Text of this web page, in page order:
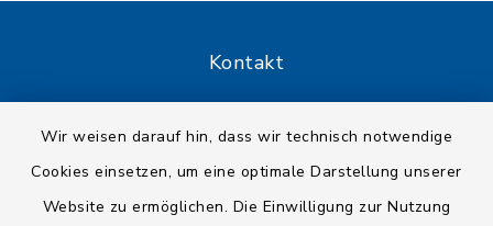
Wir weisen darauf hin, dass wir technisch notwendige
Cookies einsetzen, um eine optimale Darstellung unserer
Website zu ermöglichen. Die Einwilligung zur Nutzung
Kontakt
Datenschutz